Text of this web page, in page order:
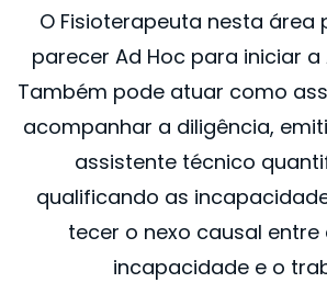
O Fisioterapeuta nesta área
parecer Ad Hoc para iniciar a
Também pode atuar como
acompanhar a diligência,
assistente técnico
qualificando as
tecer o nexo causal entre
incapacidade e o